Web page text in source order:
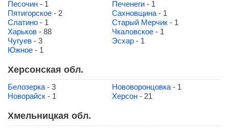
Песочин - 1 Печенеги - 1
Пятигорское - 2 Сахновщина - 1
Слатино - 1 Старый Мерчик - 1
Харьков - 88 Чкаловское - 1
Чугуев - 3 Эсхар - 1
Южное - 1
Херсонская обл.
Белозерка - 3 Нововоронцовка - 1
Новорайск - 1 Херсон - 21
Хмельницкая обл.